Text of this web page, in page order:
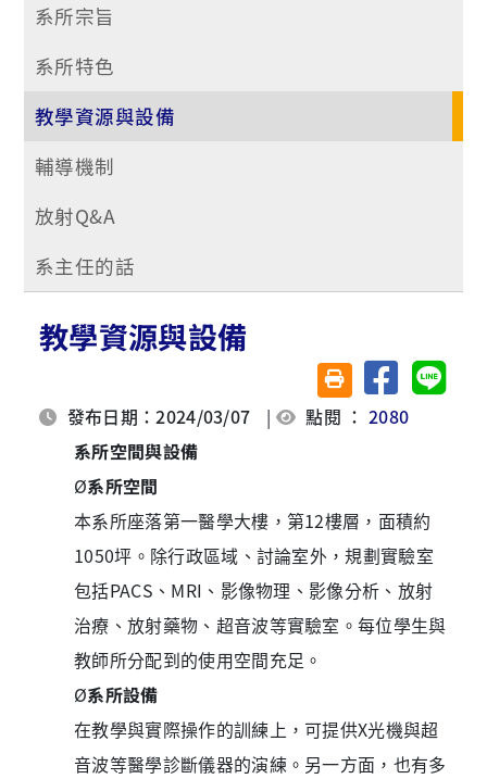
系所宗旨
系所特色
教學資源與設備
輔導機制
放射Q&A
系主任的話
教學資源與設備
友善列印(另開視窗)
分享至臉書分享
發布日期：2024/03/07 | 點閱 ：2080
系所空間與設備
Ø系所空間
本系所座落第一醫學大樓，第12樓層，面積約
1050坪。除行政區域、討論室外，規劃實驗室
包括PACS、MRI、影像物理、影像分析、放射
治療、放射藥物、超音波等實驗室。每位學生與
教師所分配到的使用空間充足。
Ø系所設備
在教學與實際操作的訓練上，可提供X光機與超
音波等醫學診斷儀器的演練。另一方面，也有多